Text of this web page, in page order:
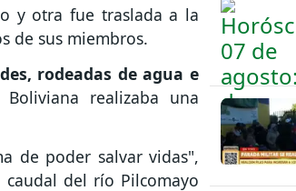
y otra fue traslada a la
de sus miembros.
rodeadas de agua e
realizaba una
de poder salvar vidas",
del río Pilcomayo